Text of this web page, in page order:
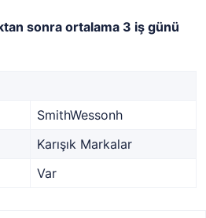
sonra ortalama 3 iş günü
SmithWessonh
Karışık Markalar
Var